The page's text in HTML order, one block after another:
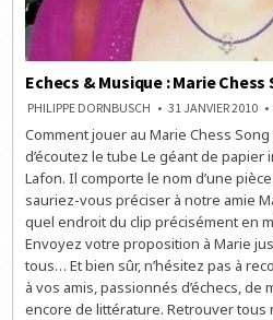
Echecs & Musique : Marie Chess
PHILIPPE DORNBUSCH 31 JANVIER 2010
Comment jouer au Marie Chess Song
d’écoutez le tube Le géant de papier
Lafon. Il comporte le nom d’une
sauriez-vous préciser à notre amie
quel endroit du clip précisément en
Envoyez votre proposition à Marie
tous… Et bien sûr, n’hésitez pas à
à vos amis, passionnés d’échecs, de
encore de littérature. Retrouver tous